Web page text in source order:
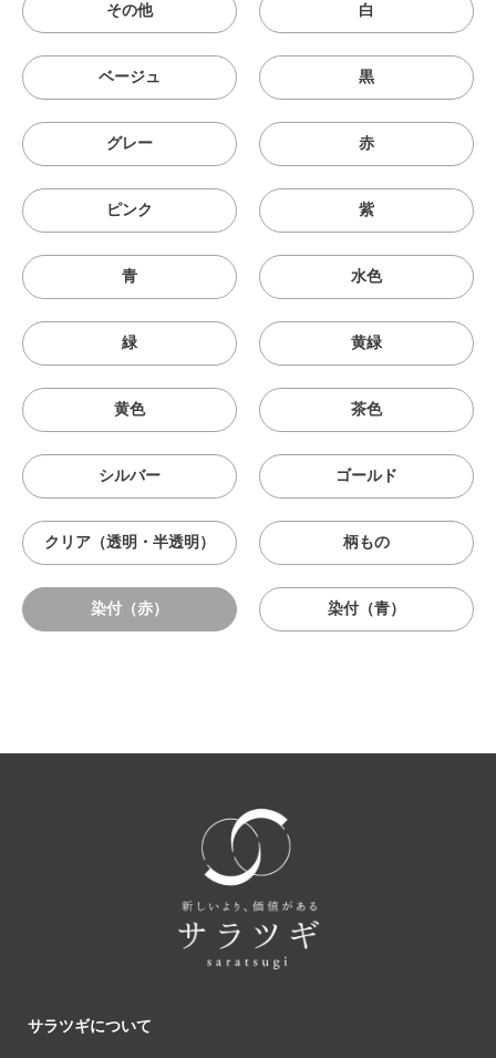
その他 白
ベージュ 黒
グレー 赤
ピンク 紫
青 水色
緑 黄緑
黄色 茶色
シルバー ゴールド
クリア（透明・半透明） 柄もの
染付（赤） 染付（青）
サラツギについて